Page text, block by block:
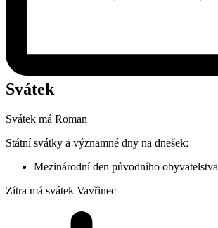
Svátek
Svátek má Roman
Státní svátky a významné dny na dnešek:
Mezinárodní den původního obyvatelstva
Zítra má svátek Vavřinec